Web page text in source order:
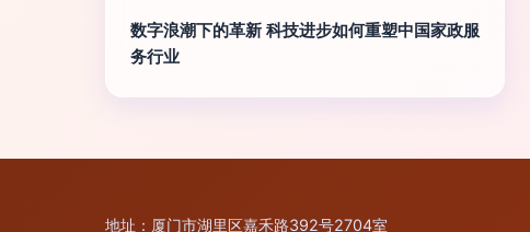
数字浪潮下的革新 科技进步如何重塑中国家政服
务行业
地址：厦门市湖里区嘉禾路392号2704室